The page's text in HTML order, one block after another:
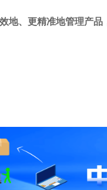
地、更精准地管理产品